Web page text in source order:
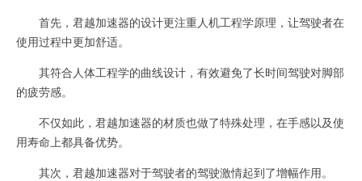
首先，君越加速器的设计更注重人机工程学原理，让驾驶者在
使用过程中更加舒适。
其符合人体工程学的曲线设计，有效避免了长时间驾驶对脚部
的疲劳感。
不仅如此，君越加速器的材质也做了特殊处理，在手感以及使
用寿命上都具备优势。
其次，君越加速器对于驾驶者的驾驶激情起到了增幅作用。